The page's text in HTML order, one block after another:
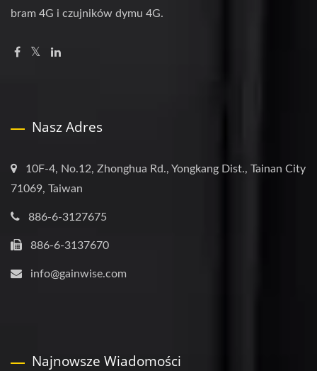
bram 4G i czujników dymu 4G.
Nasz Adres
10F-4, No.12, Zhonghua Rd., Yongkang Dist., Tainan City
71069, Taiwan
886-6-3127675
886-6-3137670
info@gainwise.com
Najnowsze Wiadomości